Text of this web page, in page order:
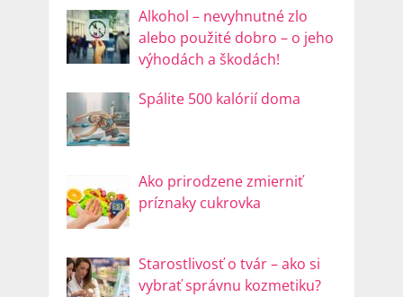
Alkohol – nevyhnutné zlo
alebo použité dobro – o jeho
výhodách a škodách!
Spálite 500 kalórií doma
Ako prirodzene zmierniť
príznaky cukrovka
Starostlivosť o tvár – ako si
vybrať správnu kozmetiku?